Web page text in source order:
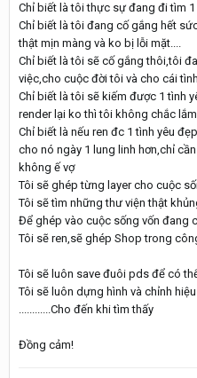
Chỉ biết là tôi thực sự đang đi tìm 1
Chỉ biết là tôi đang cố gắng hết
thật mịn màng và ko bị lỗi mặt....
Chỉ biết là tôi sẽ cố gắng thôi,tôi
việc,cho cuộc đời tôi và cho cái
Chỉ biết là tôi sẽ kiếm được 1 tình
render lại ko thì tôi không chắc
Chỉ biết là nếu ren đc 1 tình yêu
cho nó ngày 1 lung linh hơn,chỉ
không ế vợ
Tôi sẽ ghép từng layer cho cuộc
Tôi sẽ tìm những thư viện thật
Để ghép vào cuộc sống vốn đang
Tôi sẽ ren,sẽ ghép Shop trong
Tôi sẽ luôn save đuôi pds để có
Tôi sẽ luôn dựng hình và chỉnh
............Cho đến khi tìm thấy
Đồng cảm!